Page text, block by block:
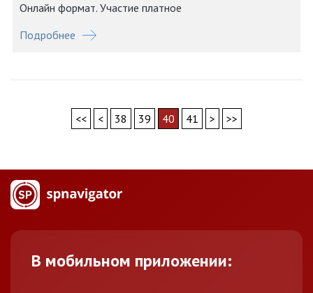
Онлайн формат. Участие платное
Подробнее
<< < 38 39 40 41 > >>
В мобильном приложении: